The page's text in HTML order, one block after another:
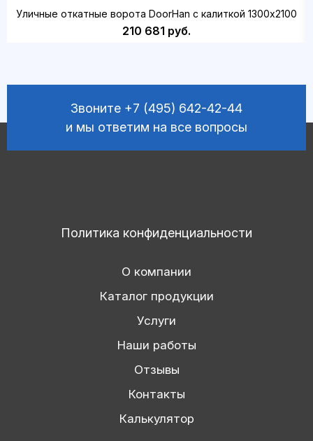
Уличные откатные ворота DoorHan с калиткой 1300х2100
210 681 руб.
Звоните +7 (495) 642-42-44
и мы ответим на все вопросы
Политика конфиденциальности
О компании
Каталог продукции
Услуги
Наши работы
Отзывы
Контакты
Калькулятор